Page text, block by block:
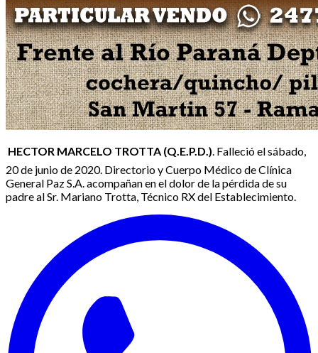
HECTOR MARCELO TROTTA (Q.E.P.D.). Falleció el sábado,
20 de junio de 2020. Directorio y Cuerpo Médico de Clínica
General Paz S.A. acompañan en el dolor de la pérdida de su
padre al Sr. Mariano Trotta, Técnico RX del Establecimiento.